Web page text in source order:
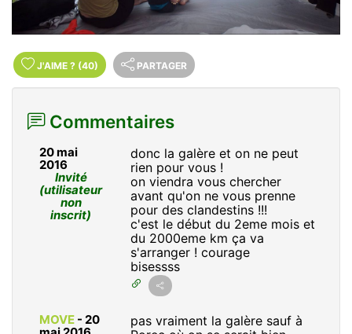
J'AIME ? (40) PARTAGER
Commentaires
20 mai
2016
Invité
(utilisateur
non
inscrit)
donc la galère et on ne peut
rien pour vous !
on viendra vous chercher
avant qu'on ne vous prenne
pour des clandestins !!!
c'est le début du 2eme mois et
du 2000eme km ça va
s'arranger ! courage
bisessss
MOVE - 20
pas vraiment la galère sauf à